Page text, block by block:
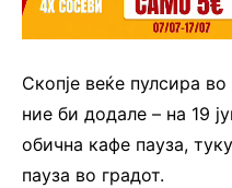
Скопје веќе пулсира
ние би додале – на 19
обична кафе пауза,
пауза во градот.